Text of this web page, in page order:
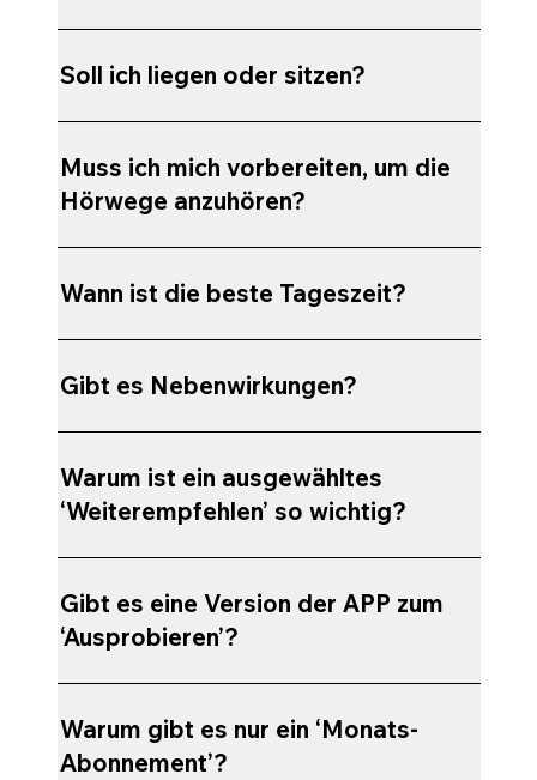
Soll ich liegen oder sitzen?
Muss ich mich vorbereiten, um die
Hörwege anzuhören?
Wann ist die beste Tageszeit?
Gibt es Nebenwirkungen?
Warum ist ein ausgewähltes
‘Weiterempfehlen’ so wichtig?
Gibt es eine Version der APP zum
‘Ausprobieren’?
Warum gibt es nur ein ‘Monats-
Abonnement’?